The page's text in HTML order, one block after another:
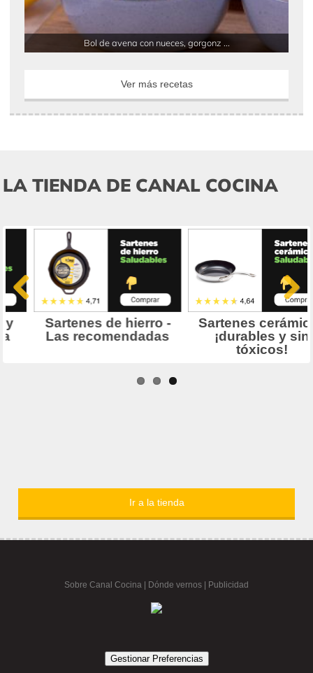
Bol de avena con nueces, gorgonz ...
Ver más recetas
LA TIENDA DE CANAL COCINA
Ir a la tienda
Sobre Canal Cocina Dónde vernos | Publicidad
Gestionar Preferencias